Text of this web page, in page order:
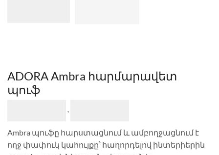
ADORA Ambra հարմարավետ
պուֆ
,
Ambra պուֆը հարստացնում և ամբողջացնում է
ողջ փափուկ կահույքը՝ հաղորդելով ինտերիերին